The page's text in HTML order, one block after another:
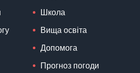
Школа
Вища освіта
Допомога
Прогноз погоди